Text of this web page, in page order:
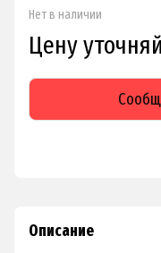
Нет в наличии
Цену
Описание